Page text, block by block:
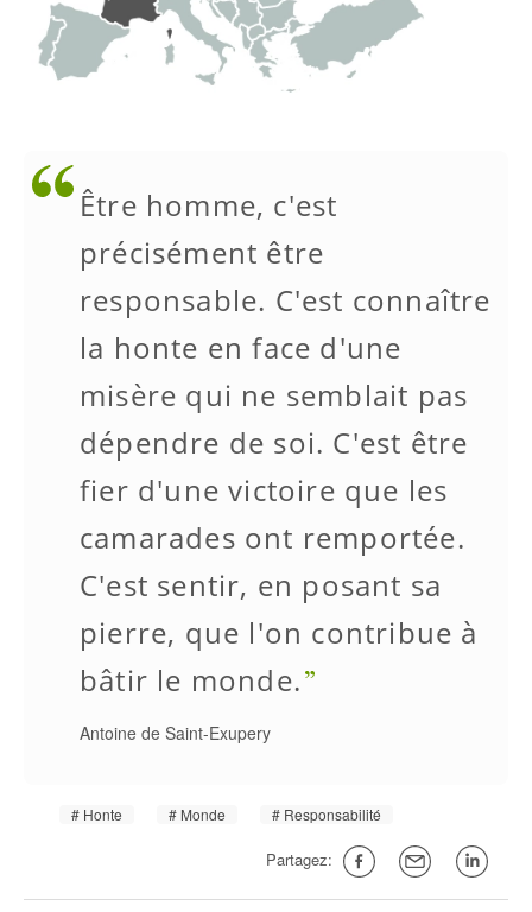
Être homme, c'est
précisément être
responsable. C'est connaître
la honte en face d'une
misère qui ne semblait pas
dépendre de soi. C'est être
fier d'une victoire que les
camarades ont remportée.
C'est sentir, en posant sa
pierre, que l'on contribue à
bâtir le monde.
Antoine de Saint-Exupery
Honte Monde Responsabilité
Partagez: